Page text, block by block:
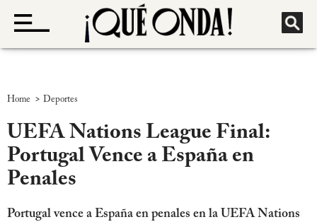
Home > Deportes
UEFA Nations League Final:
Portugal Vence a España en
Penales
Portugal vence a España en penales en la UEFA Nations